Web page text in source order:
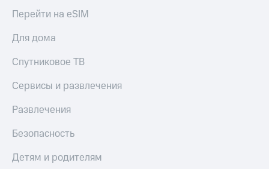
Перейти на eSIM
Для дома
Спутниковое ТВ
Сервисы и развлечения
Развлечения
Безопасность
Детям и родителям